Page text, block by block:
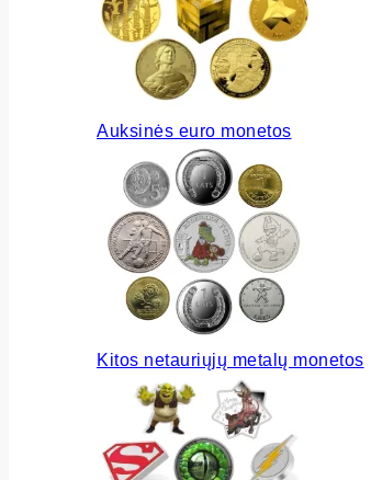
Auksinės euro monetos
Kitos netauriųjų metalų monetos